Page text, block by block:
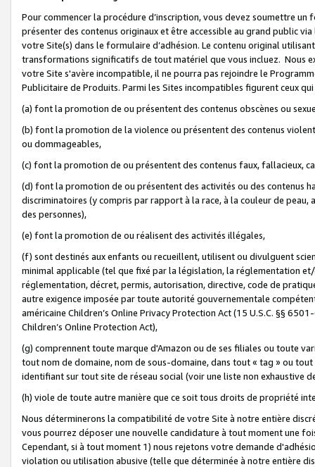
Pour commencer la procédure d’inscription, vous devez soumettre
présenter des contenus originaux et être accessible au grand public
votre Site(s) dans le formulaire d’adhésion. Le contenu original
transformations significatifs de tout matériel que vous incluez. Nous
votre Site s'avère incompatible, il ne pourra pas rejoindre le
Publicitaire de Produits. Parmi les Sites incompatibles figurent ceux
(a) font la promotion de ou présentent des contenus obscènes ou
(b) font la promotion de la violence ou présentent des contenus
ou dommageables,
(c) font la promotion de ou présentent des contenus faux, fallacieux,
(d) font la promotion de ou présentent des activités ou des contenus
discriminatoires (y compris par rapport à la race, à la couleur de
des personnes),
(e) font la promotion de ou réalisent des activités illégales,
(f) sont destinés aux enfants ou recueillent, utilisent ou divulguent
minimal applicable (tel que fixé par la législation, la réglementation
réglementation, décret, permis, autorisation, directive, code de
autre exigence imposée par toute autorité gouvernementale
américaine Children’s Online Privacy Protection Act (15 U.S.C. §§
Children’s Online Protection Act),
(g) comprennent toute marque d'Amazon ou de ses filiales ou toute
tout nom de domaine, nom de sous-domaine, dans tout « tag » ou
identifiant sur tout site de réseau social (voir une liste non exhaustive
(h) viole de toute autre manière que ce soit tous droits de propriété
Nous déterminerons la compatibilité de votre Site à notre entière
vous pourrez déposer une nouvelle candidature à tout moment une
Cependant, si à tout moment 1) nous rejetons votre demande
violation ou utilisation abusive (telle que déterminée à notre entière